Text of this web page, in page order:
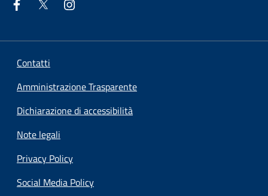
Contatti
Amministrazione Trasparente
Dichiarazione di accessibilità
Note legali
Privacy Policy
Social Media Policy